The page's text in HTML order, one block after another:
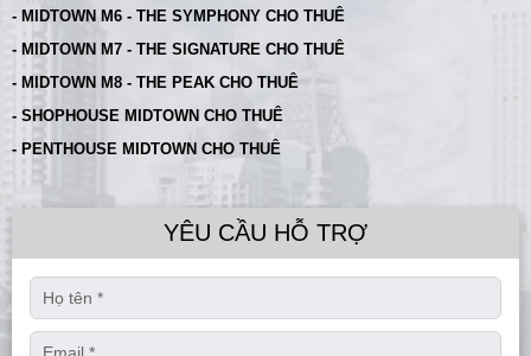
- MIDTOWN M6 - THE SYMPHONY CHO THUÊ
- MIDTOWN M7 - THE SIGNATURE CHO THUÊ
- MIDTOWN M8 - THE PEAK CHO THUÊ
- SHOPHOUSE MIDTOWN CHO THUÊ
- PENTHOUSE MIDTOWN CHO THUÊ
YÊU CẦU HỖ TRỢ